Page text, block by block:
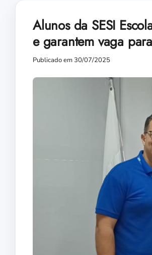
Alunos da SESI
e garantem vaga
Publicado em 30/07/2025